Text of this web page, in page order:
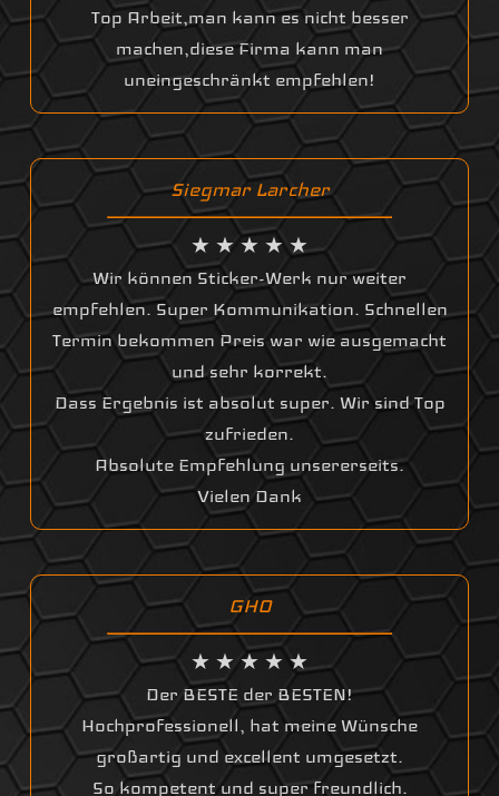
Top Arbeit,man kann es nicht besser
machen,diese Firma kann man
uneingeschränkt empfehlen!
Siegmar Larcher
★ ★ ★ ★ ★
Wir können Sticker-Werk nur weiter
empfehlen. Super Kommunikation. Schnellen
Termin bekommen Preis war wie ausgemacht
und sehr korrekt.
Dass Ergebnis ist absolut super. Wir sind Top
zufrieden.
Absolute Empfehlung unsererseits.
Vielen Dank
GHO
★ ★ ★ ★ ★
Der BESTE der BESTEN!
Hochprofessionell, hat meine Wünsche
großartig und excellent umgesetzt.
So kompetent und super freundlich.